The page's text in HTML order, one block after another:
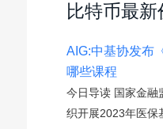
比特币最新
AIG:中基协发布
哪些课程
今日导读 国家金融
织开展2023年医保